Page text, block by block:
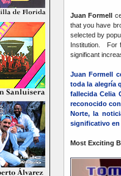
Juan Formell
that you have
selected by
Institution. For
significant
Juan Formell
toda la alegría
fallecida Celia
reconocido
Norte, la
significativo en
Most Exciting